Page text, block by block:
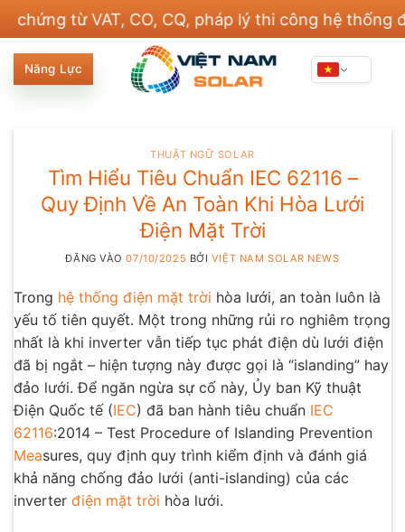
nội
dung
từ VAT, CO, CQ, pháp lý thi công hệ thống điện
Năng Lực
THUẬT NGỮ SOLAR
Tìm Hiểu Tiêu Chuẩn IEC 62116 –
Quy Định Về An Toàn Khi Hòa Lưới
Điện Mặt Trời
ĐĂNG VÀO07/10/2025 BỞI VIỆT NAM SOLAR NEWS
Trong hệ thống điện mặt trời hòa lưới, an toàn luôn là
yếu tố tiên quyết. Một trong những rủi ro nghiêm trọng
nhất là khi inverter vẫn tiếp tục phát điện dù lưới điện
đã bị ngắt – hiện tượng này được gọi là “islanding” hay
đảo lưới. Để ngăn ngừa sự cố này, Ủy ban Kỹ thuật
Điện Quốc tế (IEC) đã ban hành tiêu chuẩn IEC
62116:2014 – Test Procedure of Islanding Prevention
Measures, quy định quy trình kiểm định và đánh giá
khả năng chống đảo lưới (anti-islanding) của các
inverter điện mặt trời hòa lưới.